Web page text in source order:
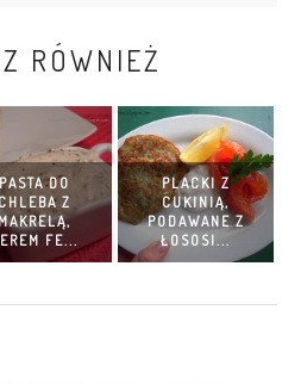
RÓWNIEŻ
PASTA DO
Z
FE...
PLACKI Z
CUKINIĄ,
PODAWANE Z
ŁOSOSI...